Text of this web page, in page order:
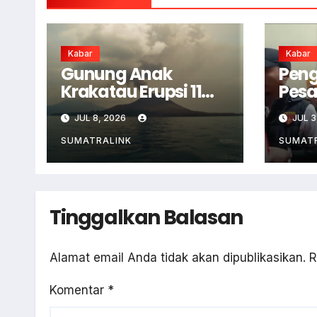
Kabar
Gunung Anak
Krakatau Erupsi 11
Kali
JUL 8, 2026
SUMATRALINK
Kabar
JUL
Tinggalkan Balasan
Alamat email Anda tidak akan dipublikasikan.
Komentar *